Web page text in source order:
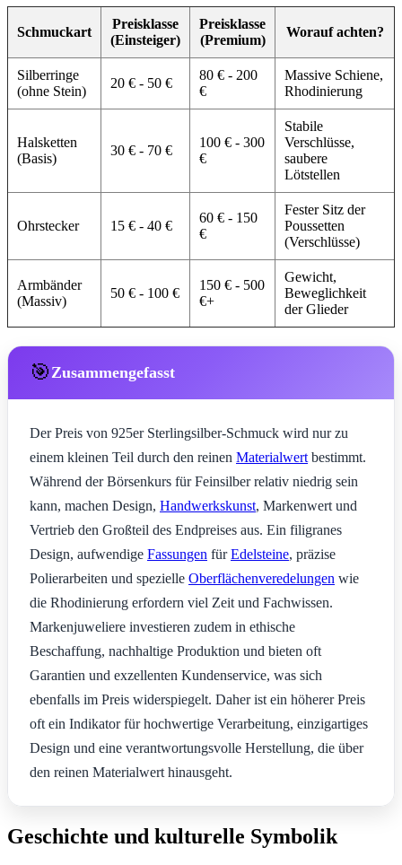
Schmuckart
Preisklasse
(Einsteiger)
Preisklasse
(Premium)
Worauf achten?
Silberringe
(ohne Stein)
20 € - 50 €
80 € - 200
€
Massive Schiene,
Rhodinierung
Halsketten
(Basis)
30 € - 70 €
100 € - 300
€
Stabile
Verschlüsse,
saubere
Lötstellen
Ohrstecker 15 € - 40 €
60 € - 150
€
Fester Sitz der
Poussetten
(Verschlüsse)
Armbänder
(Massiv)
50 € - 100 €
150 € - 500
€+
Gewicht,
Beweglichkeit
der Glieder
🎯 Zusammengefasst
Der Preis von 925er Sterlingsilber-Schmuck wird nur zu
einem kleinen Teil durch den reinen Materialwert bestimmt.
Während der Börsenkurs für Feinsilber relativ niedrig sein
kann, machen Design, Handwerkskunst, Markenwert und
Vertrieb den Großteil des Endpreises aus. Ein filigranes
Design, aufwendige Fassungen fürEdelsteine, präzise
Polierarbeiten und spezielle Oberflächenveredelungen wie
die Rhodinierung erfordern viel Zeit und Fachwissen.
Markenjuweliere investieren zudem in ethische
Beschaffung, nachhaltige Produktion und bieten oft
Garantien und exzellenten Kundenservice, was sich
ebenfalls im Preis widerspiegelt. Daher ist ein höherer Preis
oft ein Indikator für hochwertige Verarbeitung, einzigartiges
Design und eine verantwortungsvolle Herstellung, die über
den reinen Materialwert hinausgeht.
Geschichte und kulturelle Symbolik